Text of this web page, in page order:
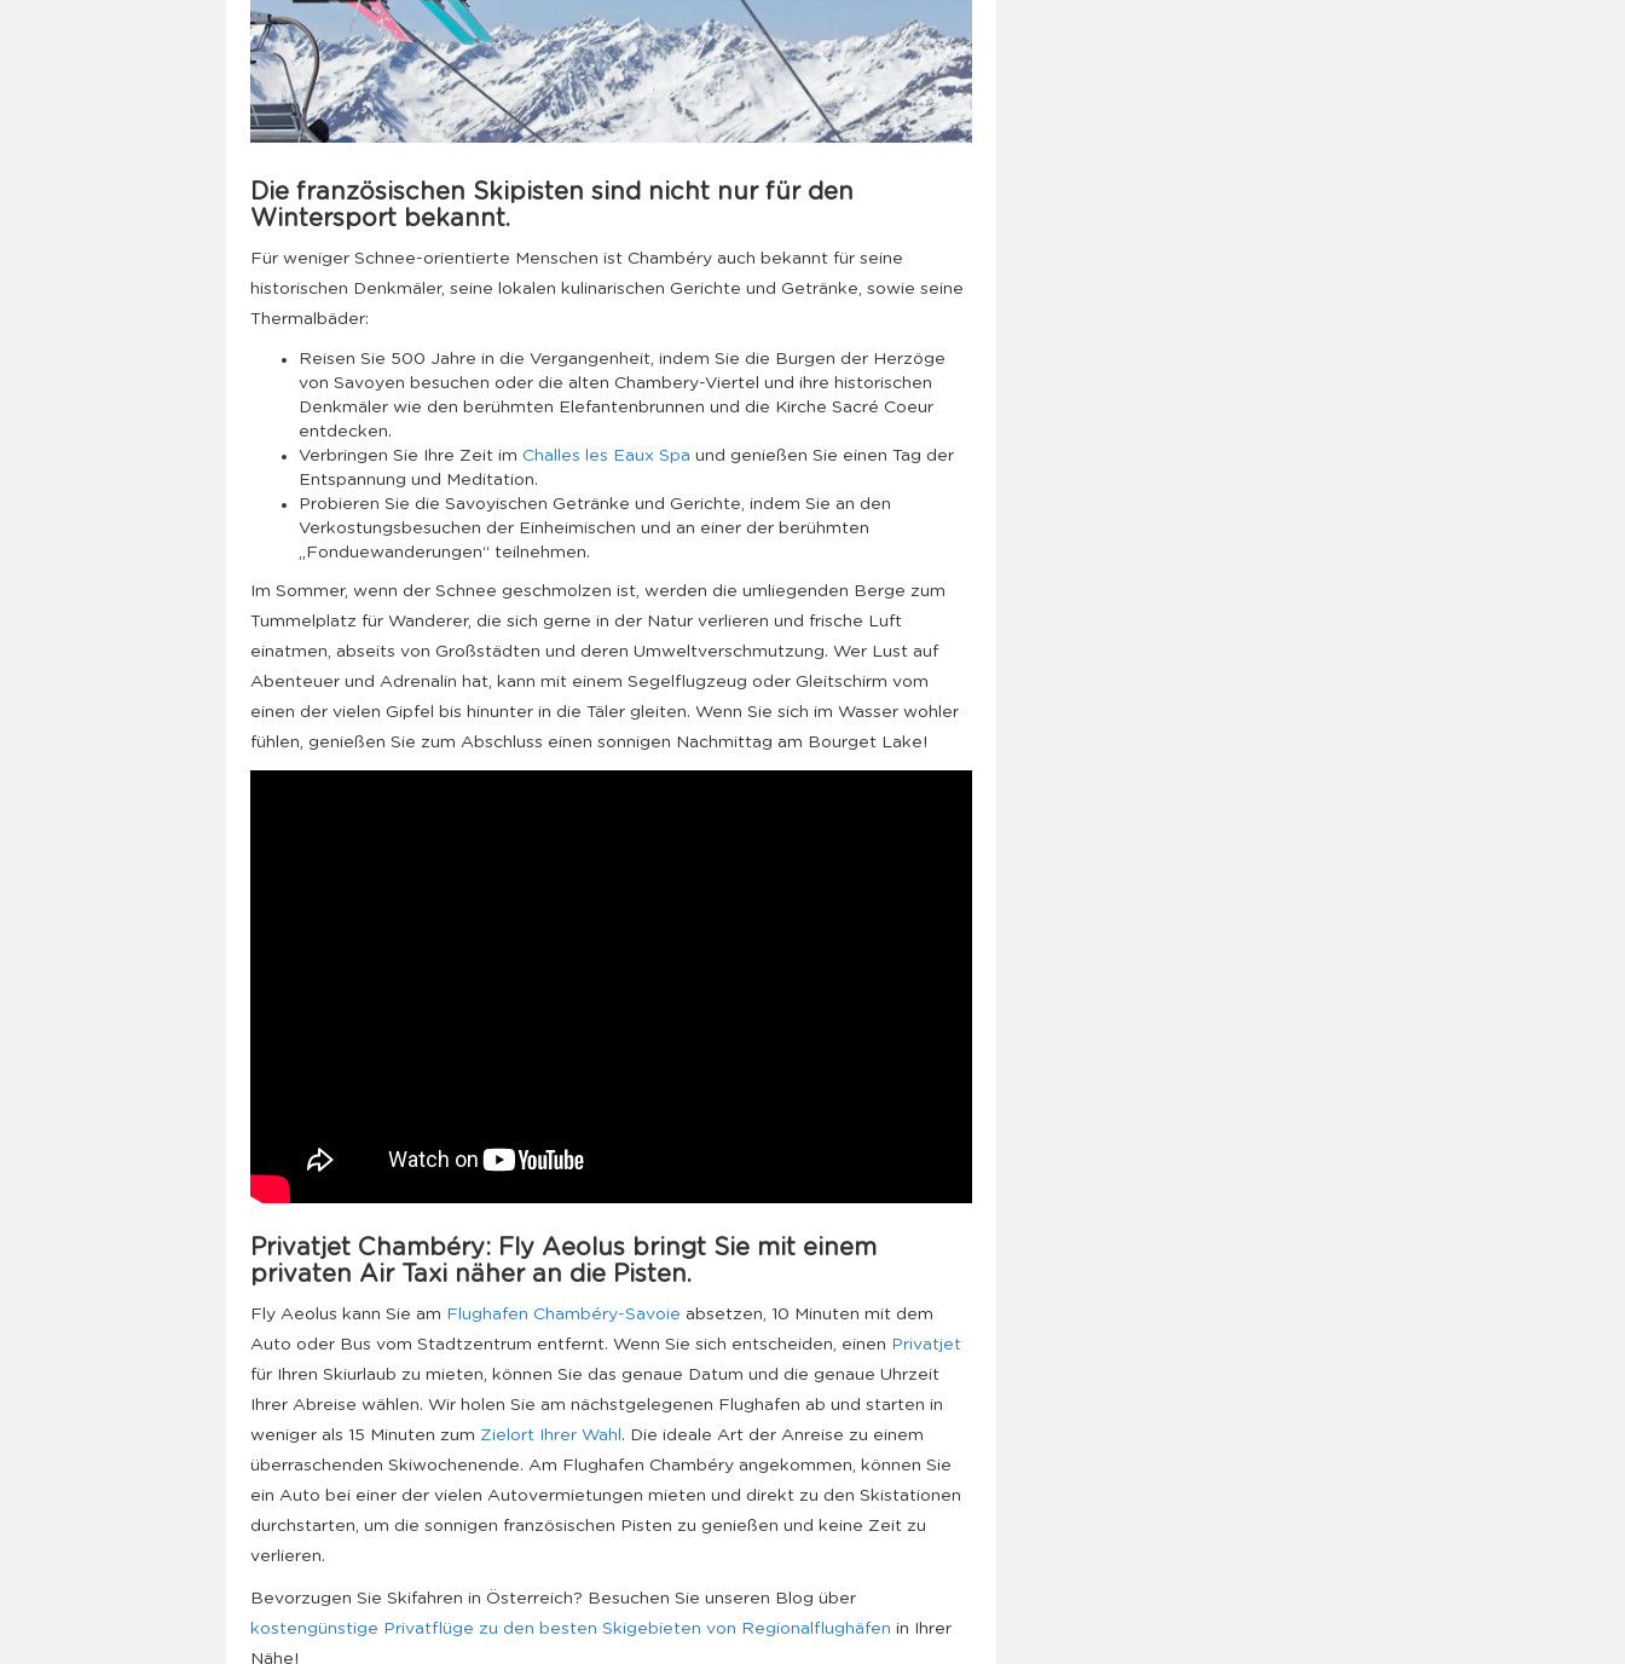
Die französischen Skipisten sind nicht nur für den
Wintersport bekannt.
Für weniger Schnee-orientierte Menschen ist Chambéry auch bekannt für seine
historischen Denkmäler, seine lokalen kulinarischen Gerichte und Getränke, sowie seine
Thermalbäder:
Reisen Sie 500 Jahre in die Vergangenheit, indem Sie die Burgen der Herzöge
von Savoyen besuchen oder die alten Chambery-Viertel und ihre historischen
Denkmäler wie den berühmten Elefantenbrunnen und die Kirche Sacré Coeur
entdecken.
Verbringen Sie Ihre Zeit im Challes les Eaux Spa und genießen Sie einen Tag der
Entspannung und Meditation.
Probieren Sie die Savoyischen Getränke und Gerichte, indem Sie an den
Verkostungsbesuchen der Einheimischen und an einer der berühmten
„Fonduewanderungen“ teilnehmen.
Im Sommer, wenn der Schnee geschmolzen ist, werden die umliegenden Berge zum
Tummelplatz für Wanderer, die sich gerne in der Natur verlieren und frische Luft
einatmen, abseits von Großstädten und deren Umweltverschmutzung. Wer Lust auf
Abenteuer und Adrenalin hat, kann mit einem Segelflugzeug oder Gleitschirm vom
einen der vielen Gipfel bis hinunter in die Täler gleiten. Wenn Sie sich im Wasser wohler
fühlen, genießen Sie zum Abschluss einen sonnigen Nachmittag am Bourget Lake!
Privatjet Chambéry: Fly Aeolus bringt Sie mit einem
privaten Air Taxi näher an die Pisten.
Fly Aeolus kann Sie am Flughafen Chambéry-Savoie absetzen, 10 Minuten mit dem
Auto oder Bus vom Stadtzentrum entfernt. Wenn Sie sich entscheiden, einen Privatjet
für Ihren Skiurlaub zu mieten, können Sie das genaue Datum und die genaue Uhrzeit
Ihrer Abreise wählen. Wir holen Sie am nächstgelegenen Flughafen ab und starten in
weniger als 15 Minuten zum Zielort Ihrer Wahl. Die ideale Art der Anreise zu einem
überraschenden Skiwochenende. Am Flughafen Chambéry angekommen, können Sie
ein Auto bei einer der vielen Autovermietungen mieten und direkt zu den Skistationen
durchstarten, um die sonnigen französischen Pisten zu genießen und keine Zeit zu
verlieren.
Bevorzugen Sie Skifahren in Österreich? Besuchen Sie unseren Blog über
kostengünstige Privatflüge zu den besten Skigebieten von Regionalflughäfen in Ihrer
Nähe!